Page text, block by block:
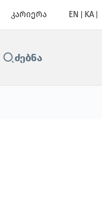
კარიერა EN KA